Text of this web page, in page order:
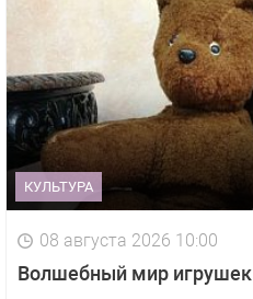
КУЛЬТУРА
08 августа 2026 10:00
Волшебный мир игрушек